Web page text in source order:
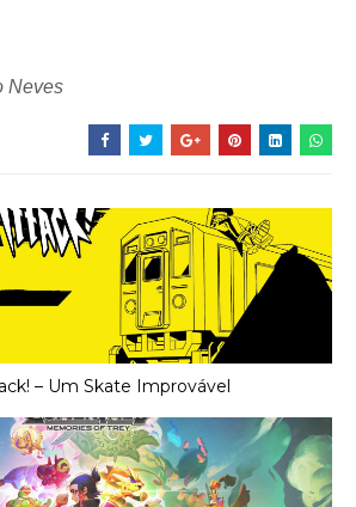
Neves
– Um Skate Improvável